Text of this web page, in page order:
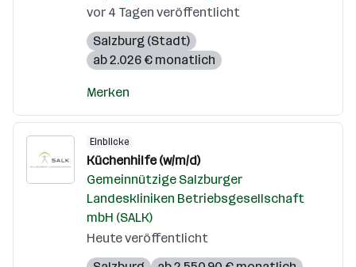
vor 4 Tagen veröffentlicht
Salzburg (Stadt)
ab 2.026 € monatlich
Merken
Einblicke
Küchenhilfe (w/m/d)
Gemeinnützige Salzburger
Landeskliniken Betriebsgesellschaft
mbH (SALK)
Heute veröffentlicht